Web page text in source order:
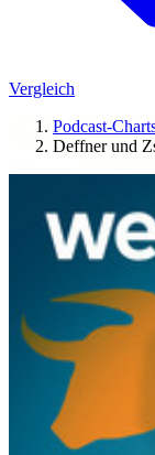
Vergleich
Podcast-
Deffner und